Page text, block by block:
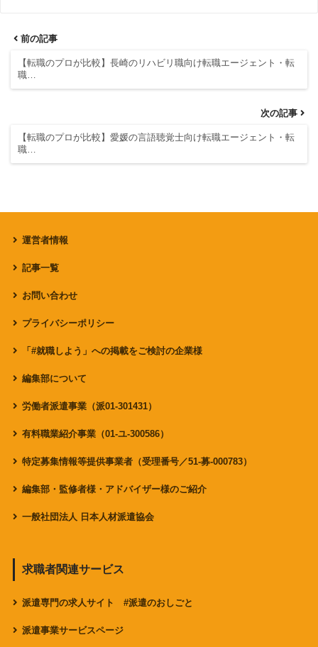
前の記事
【転職のプロが比較】長崎のリハビリ職向け転職エージェント・転
職…
次の記事
【転職のプロが比較】愛媛の言語聴覚士向け転職エージェント・転
職…
運営者情報
記事一覧
お問い合わせ
プライバシーポリシー
「#就職しよう」への掲載をご検討の企業様
編集部について
労働者派遣事業（派01-301431）
有料職業紹介事業（01-ユ-300586）
特定募集情報等提供事業者（受理番号／51-募-000783）
編集部・監修者様・アドバイザー様のご紹介
一般社団法人 日本人材派遣協会
求職者関連サービス
派遣専門の求人サイト #派遣のおしごと
派遣事業サービスページ